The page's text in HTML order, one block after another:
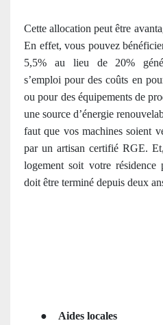
Cette allocation peut être
En effet, vous pouvez
5,5% au lieu de 20%
s’emploi pour des coûts en
ou pour des équipements de
une source d’énergie
faut que vos machines soient
par un artisan certifié RGE.
logement soit votre résidence
doit être terminé depuis deux
● Aides locales